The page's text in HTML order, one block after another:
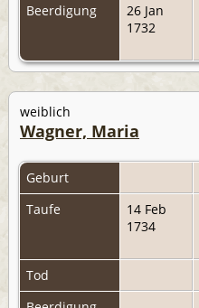
Beerdigung
26 Jan
1732
weiblich
Wagner, Maria
Geburt
Taufe
14 Feb
1734
Tod